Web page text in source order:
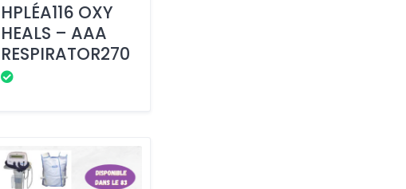
HPLÉA116 OXY
HEALS – AAA
RESPIRATOR270